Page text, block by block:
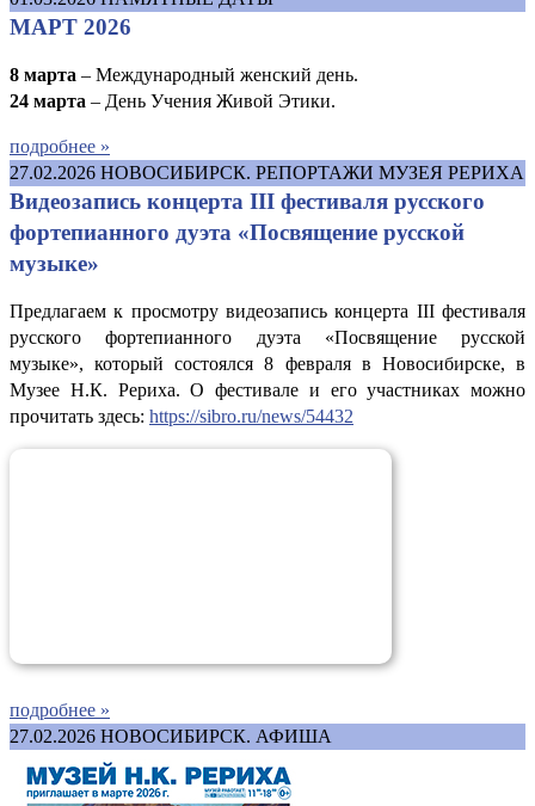
МАРТ 2026
8 марта – Международный женский день.
24 марта – День Учения Живой Этики.
подробнее »
27.02.2026 НОВОСИБИРСК. РЕПОРТАЖИ МУЗЕЯ РЕРИХА
Видеозапись концерта III фестиваля русского
фортепианного дуэта «Посвящение русской
музыке»
Предлагаем к просмотру видеозапись концерта III фестиваля
русского фортепианного дуэта «Посвящение русской
музыке», который состоялся 8 февраля в Новосибирске, в
Музее Н.К. Рериха. О фестивале и его участниках можно
прочитать здесь: https://sibro.ru/news/54432
подробнее »
27.02.2026 НОВОСИБИРСК. АФИША